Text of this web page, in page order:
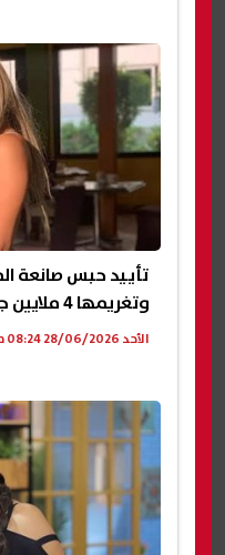
تأييد حبس صانعة
وتغريمها 4 ملايين جنيه
الأحد 28/06/2026 08:24 م